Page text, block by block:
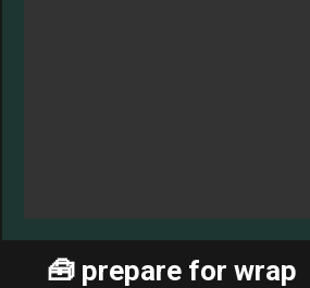
🧰 prepare for wrap